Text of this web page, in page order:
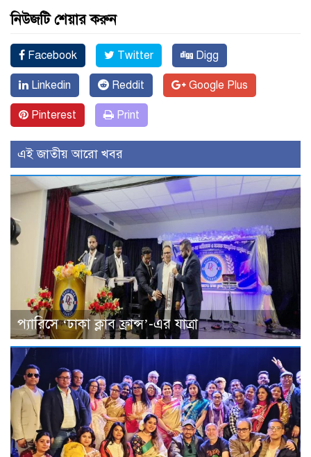
নিউজটি শেয়ার করুন
Facebook Twitter Digg
Linkedin Reddit Google Plus
Pinterest Print
এই জাতীয় আরো খবর
প্যারিসে ‘ঢাকা ক্লাব ফ্রান্স’-এর যাত্রা